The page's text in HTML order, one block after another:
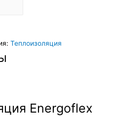
Теплоизоляция
Energoflex